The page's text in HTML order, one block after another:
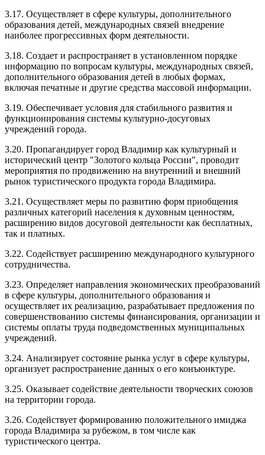
3.17. Осуществляет в сфере культуры, дополнительного
образования детей, международных связей внедрение
наиболее прогрессивных форм деятельности.
3.18. Создает и распространяет в установленном порядке
информацию по вопросам культуры, международных связей,
дополнительного образования детей в любых формах,
включая печатные и другие средства массовой информации.
3.19. Обеспечивает условия для стабильного развития и
функционирования системы культурно-досуговых
учреждений города.
3.20. Пропагандирует город Владимир как культурный и
исторический центр "Золотого кольца России", проводит
мероприятия по продвижению на внутренний и внешний
рынок туристического продукта города Владимира.
3.21. Осуществляет меры по развитию форм приобщения
различных категорий населения к духовным ценностям,
расширению видов досуговой деятельности как бесплатных,
так и платных.
3.22. Содействует расширению международного культурного
сотрудничества.
3.23. Определяет направления экономических преобразований
в сфере культуры, дополнительного образования и
осуществляет их реализацию, разрабатывает предложения по
совершенствованию системы финансирования, организации и
системы оплаты труда подведомственных муниципальных
учреждений.
3.24. Анализирует состояние рынка услуг в сфере культуры,
организует распространение данных о его конъюнктуре.
3.25. Оказывает содействие деятельности творческих союзов
на территории города.
3.26. Содействует формированию положительного имиджа
города Владимира за рубежом, в том числе как
туристического центра.